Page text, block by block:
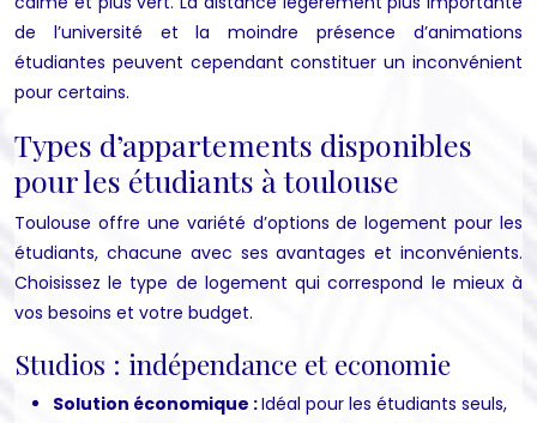
de l’université et la moindre présence d’animations
étudiantes peuvent cependant constituer un inconvénient
pour certains.
Types d’appartements disponibles
pour les étudiants à toulouse
Toulouse offre une variété d’options de logement pour les
étudiants, chacune avec ses avantages et inconvénients.
Choisissez le type de logement qui correspond le mieux à
vos besoins et votre budget.
Studios : indépendance et economie
Solution économique :Idéal pour les étudiants seuls,